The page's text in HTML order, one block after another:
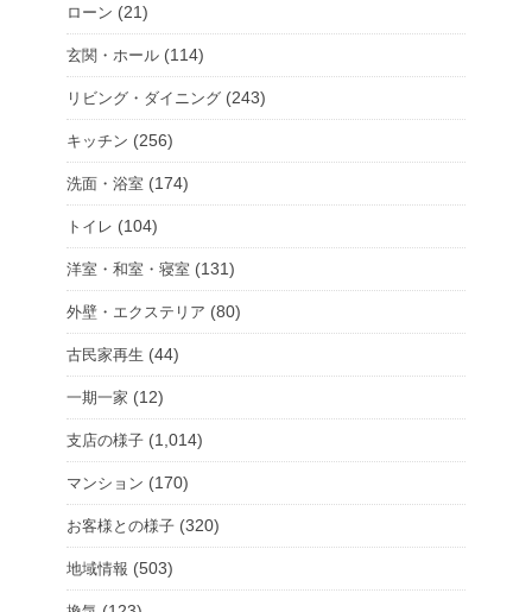
ローン (21)
玄関・ホール (114)
リビング・ダイニング (243)
キッチン (256)
洗面・浴室 (174)
トイレ (104)
洋室・和室・寝室 (131)
外壁・エクステリア (80)
古民家再生 (44)
一期一家 (12)
支店の様子 (1,014)
マンション (170)
お客様との様子 (320)
地域情報 (503)